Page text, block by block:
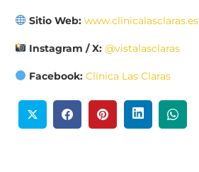
Sitio Web: www.clinicalasclaras.es
Instagram / X: @vistalasclaras
Facebook: Clínica Las Claras